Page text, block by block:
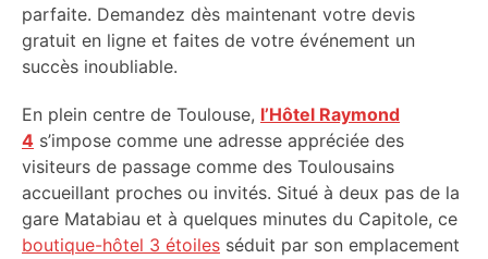
parfaite. Demandez dès maintenant votre devis
gratuit en ligne et faites de votre événement un
succès inoubliable.
En plein centre de Toulouse, l’Hôtel Raymond
4 s’impose comme une adresse appréciée des
visiteurs de passage comme des Toulousains
accueillant proches ou invités. Situé à deux pas de la
gare Matabiau et à quelques minutes du Capitole, ce
boutique-hôtel 3 étoiles séduit par son emplacement